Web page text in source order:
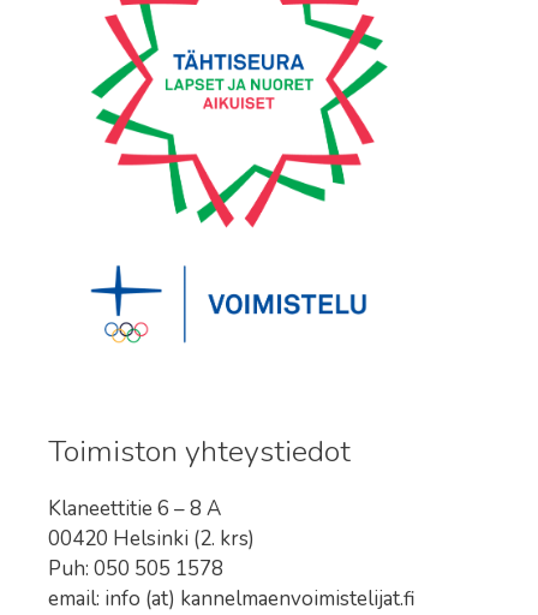
Toimiston yhteystiedot
Klaneettitie 6 – 8 A
00420 Helsinki (2. krs)
Puh: 050 505 1578
email: info (at) kannelmaenvoimistelijat.fi